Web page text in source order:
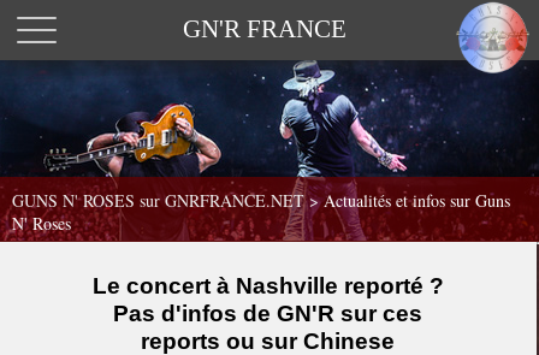
GN'R FRANCE
GUNS N' ROSES sur GNRFRANCE.NET>Actualités et infos sur Guns
N' Roses
Le concert à Nashville reporté ?
Pas d'infos de GN'R sur ces
reports ou sur Chinese